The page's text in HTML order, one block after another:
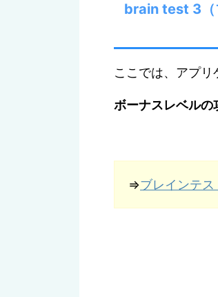
brain test 3（
ここでは、アプ
ボーナスレベルの
⇒ブレインテ